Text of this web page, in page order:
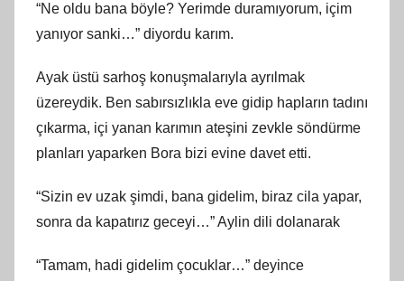
“Ne oldu bana böyle? Yerimde duramıyorum, içim
yanıyor sanki…” diyordu karım.
Ayak üstü sarhoş konuşmalarıyla ayrılmak
üzereydik. Ben sabırsızlıkla eve gidip hapların tadını
çıkarma, içi yanan karımın ateşini zevkle söndürme
planları yaparken Bora bizi evine davet etti.
“Sizin ev uzak şimdi, bana gidelim, biraz cila yapar,
sonra da kapatırız geceyi…” Aylin dili dolanarak
“Tamam, hadi gidelim çocuklar…” deyince